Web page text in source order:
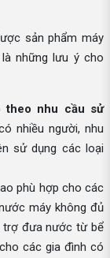
sản phẩm máy
những lưu ý cho
theo nhu cầu sử
nhiều người, nhu
sử dụng các loại
phù hợp cho các
máy không đủ
trợ đưa nước từ bể
các gia đình có